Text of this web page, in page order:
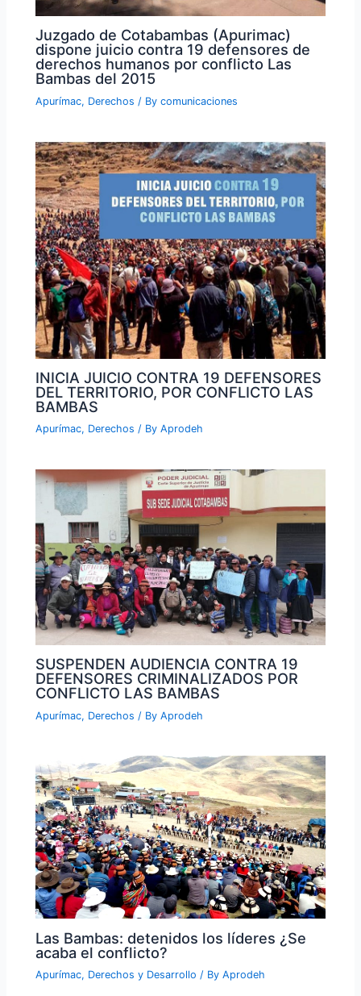
Juzgado de Cotabambas (Apurimac)
dispone juicio contra 19 defensores de
derechos humanos por conflicto Las
Bambas del 2015
Apurímac, Derechos / Bycomunicaciones
INICIA JUICIO CONTRA 19 DEFENSORES
DEL TERRITORIO, POR CONFLICTO LAS
BAMBAS
Apurímac, Derechos / ByAprodeh
SUSPENDEN AUDIENCIA CONTRA 19
DEFENSORES CRIMINALIZADOS POR
CONFLICTO LAS BAMBAS
Apurímac, Derechos / ByAprodeh
Las Bambas: detenidos los líderes ¿Se
acaba el conflicto?
Apurímac, Derechos y Desarrollo / ByAprodeh